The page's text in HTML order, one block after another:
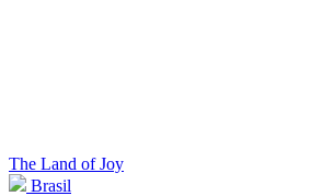
The Land of Joy
Brasil